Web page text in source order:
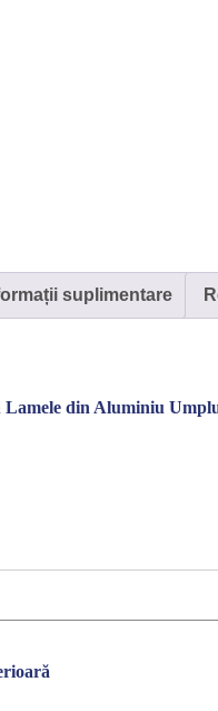
suplimentare
din Aluminiu